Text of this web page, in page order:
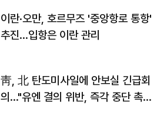
이란·오만, 호르무즈 '중앙항로 통항'
추진…입항은 이란 관리
靑, 北 탄도미사일에 안보실 긴급회
의…"유엔 결의 위반, 즉각 중단 촉